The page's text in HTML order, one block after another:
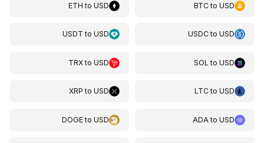
BTCtoUSD
ETH toUSD
USDCtoUSD
USDT toUSD
SOL toUSD
TRXtoUSD
LTCtoUSD
XRP toUSD
ADA toUSD
DOGEtoUSD